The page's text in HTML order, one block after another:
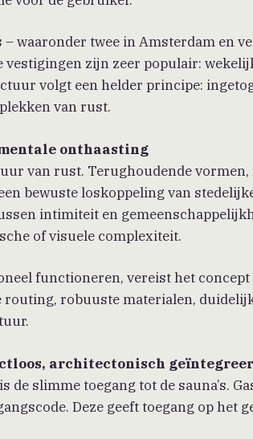
waaronder twee in Amsterdam en
vestigingen zijn zeer populair:
volgt een helder principe:
van rust.
onthaasting
van rust. Terughoudende
bewuste loskoppeling van
intimiteit en
of visuele complexiteit.
functioneren, vereist het
robuuste materialen,
architectonisch
de slimme toegang tot de sauna’s.
Deze geeft toegang op het